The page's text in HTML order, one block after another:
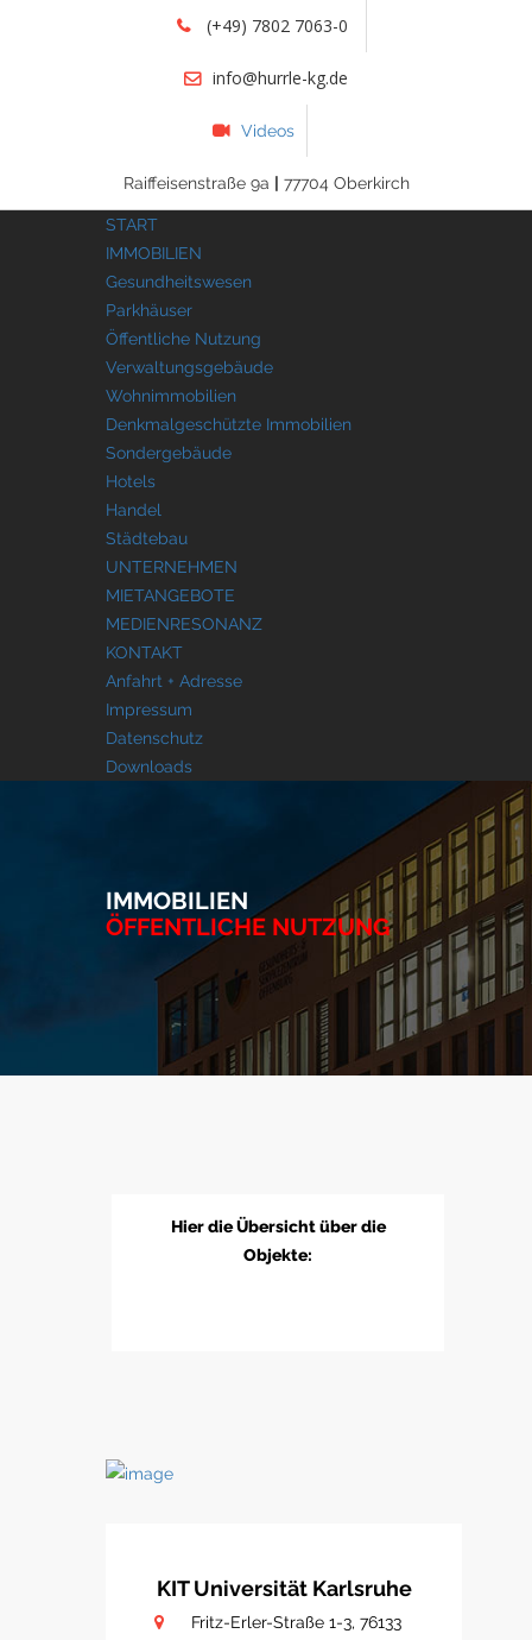
(+49) 7802 7063-0
info@hurrle-kg.de
Videos
Raiffeisenstraße 9a | 77704 Oberkirch
START
IMMOBILIEN
Gesundheitswesen
Parkhäuser
Öffentliche Nutzung
Verwaltungsgebäude
Wohnimmobilien
Denkmalgeschützte Immobilien
Sondergebäude
Hotels
Handel
Städtebau
UNTERNEHMEN
MIETANGEBOTE
MEDIENRESONANZ
KONTAKT
Anfahrt + Adresse
Impressum
Datenschutz
Downloads
IMMOBILIEN
ÖFFENTLICHE NUTZUNG
Hier die Übersicht über die
Objekte:
KIT Universität Karlsruhe
Fritz-Erler-Straße 1-3, 76133